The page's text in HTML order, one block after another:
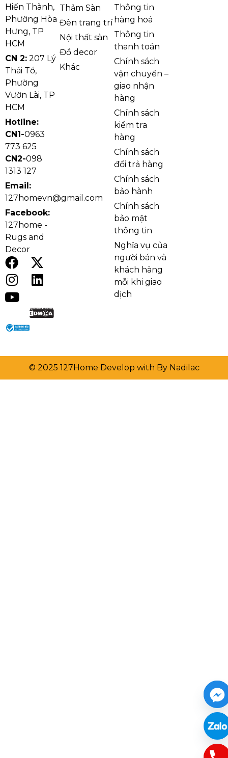
Hiến Thành,
Phường Hòa
Hưng, TP
HCM
CN 2: 207 Lý
Thái Tổ,
Phường
Vườn Lài, TP
HCM
Hotline:
CN1-0963
773 625
CN2-098
1313 127
Email:
127homevn@gmail.com
Facebook:
127home -
Rugs and
Decor
Thảm Sàn
Đèn trang trí
Nội thất sàn
Đồ decor
Khác
Thông tin
hàng hoá
Thông tin
thanh toán
Chính sách
vận chuyển –
giao nhận
hàng
Chính sách
kiểm tra
hàng
Chính sách
đổi trả hàng
Chính sách
bảo hành
Chính sách
bảo mật
thông tin
Nghĩa vụ của
người bán và
khách hàng
mỗi khi giao
dịch
© 2025 127Home Develop with By Nadilac